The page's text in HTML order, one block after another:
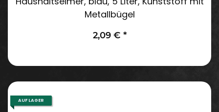
Metallbügel
2,09 € *
AUF LAGER